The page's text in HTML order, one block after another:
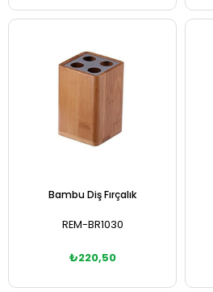
Bambu Diş Fırçalık
REM-BR1030
₺220,50